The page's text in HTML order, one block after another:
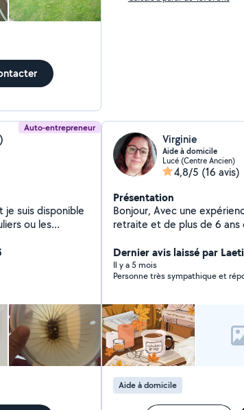
Auto-entrepreneur
je suis disponible
ou les
qui travail
les
Je suis a votre
Virginie
Aide à domicile
Lucé (Centre Ancien)
4,8/5 (16 avis)
Présentation
Bonjour, Avec une expérience d'un an en maison de
retraite et de plus de 6 ans
besoin. Je travaille en réseau avec d'autres personnes
expérimentées.
Dernier avis laissé par
Il y a 5 mois
Personne très sympathique et
Aide à domicile